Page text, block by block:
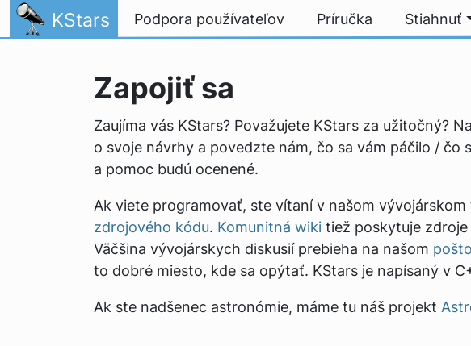
Skip to content
KStars Podpora používateľov Príručka Stiahnuť
Zapojiť sa
Zaujíma vás KStars? Považujete KStars za užitočný?
o svoje návrhy a povedzte nám, čo sa vám páčilo / čo
a pomoc budú ocenené.
Ak viete programovať, ste vítaní v našom
zdrojového kódu. Komunitná wikitiež poskytuje zdroje
Väčšina vývojárskych diskusií prebieha na našom
to dobré miesto, kde sa opýtať. KStars je napísaný v
Ak ste nadšenec astronómie, máme tu náš projekt